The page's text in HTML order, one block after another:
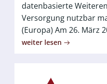
datenbasierte
Versorgung nutzbar
(Europa) Am 26. März
weiter lesen